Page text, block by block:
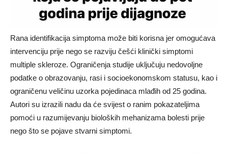
Rana identifikacija simptoma može biti korisna jer omogućava
intervenciju prije nego se razviju češći klinički simptomi
multiple skleroze. Ograničenja studije uključuju nedovoljne
podatke o obrazovanju, rasi i socioekonomskom statusu, kao i
ograničenu veličinu uzorka pojedinaca mlađih od 25 godina.
Autori su izrazili nadu da će svijest o ranim pokazateljima
pomoći u razumijevanju bioloških mehanizama bolesti prije
nego što se pojave stvarni simptomi.